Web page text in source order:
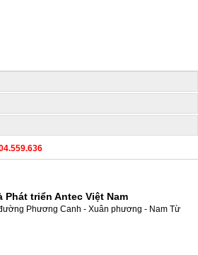
Phát triển Antec Việt Nam
Phương Canh - Xuân phương - Nam Từ